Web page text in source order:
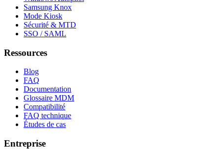
Samsung Knox
Mode Kiosk
Sécurité & MTD
SSO / SAML
Ressources
Blog
FAQ
Documentation
Glossaire MDM
Compatibilité
FAQ technique
Études de cas
Entreprise